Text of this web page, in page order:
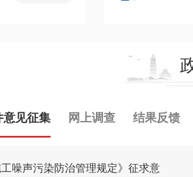
意见征集 网上调查 结果反馈
噪声污染防治管理规定》征求意